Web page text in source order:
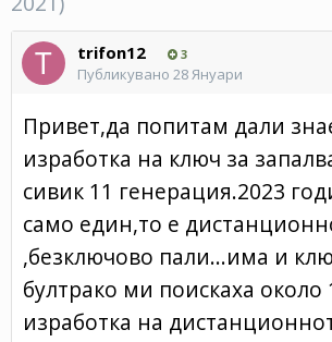
trifon12 3
Публикувано 28 Януари
Привет,да попитам дали
изработка на ключ за
сивик 11 генерация.2023
само един,то е
,безключово пали...има и
бултрако ми поискаха около
изработка на